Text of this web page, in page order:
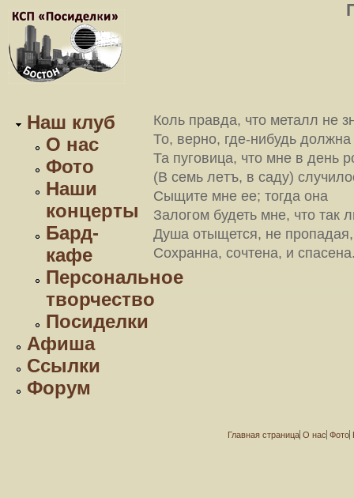
Наш клуб
О нас
Фото
Наши
концерты
Бард-
кафе
Персональное
творчество
Посиделки
Афиша
Ссылки
Форум
Коль правда, что металл не
То, вeрно, гдe-нибудь
Та пуговица, что мнe в день
(В семь лeтъ, в саду)
Сыщите мнe ее; тогда она
Залогом будеть мнe, что так
Душа отыщется, не
Сохранна, сочтена, и
Главная страница О нас Фото